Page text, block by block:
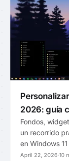
2026: guía
Fondos,
un recorrido
en Windows
April 22, 2026·10